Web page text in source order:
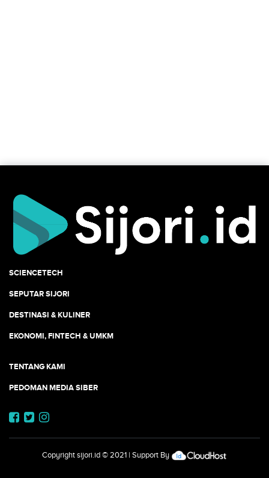
SCIENCETECH
SEPUTAR SIJORI
DESTINASI & KULINER
EKONOMI, FINTECH & UMKM
TENTANG KAMI
PEDOMAN MEDIA SIBER
Copyright sijori.id© 2021 | Support By